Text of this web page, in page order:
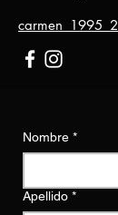
Nombre *
Apellido *